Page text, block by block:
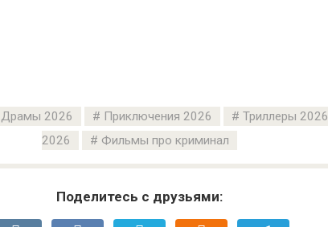
Драмы 2026 Приключения 2026 Триллеры 2026
2026
Фильмы про криминал
Поделитесь с друзьями: